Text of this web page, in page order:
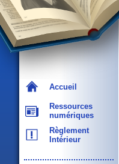
Accueil
Ressources
numériques
Règlement
Intérieur